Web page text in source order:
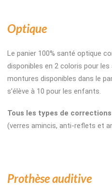
Optique
Le panier 100% santé optique
disponibles en 2 coloris pour les
montures disponibles dans le
s’élève à 10 pour les enfants.
Tous les types de corrections
(verres amincis, anti-reflets et
Prothèse auditive